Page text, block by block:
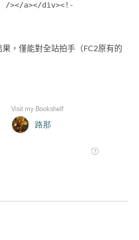
></a></div><!-
，僅能對全站拍手（FC2原有的